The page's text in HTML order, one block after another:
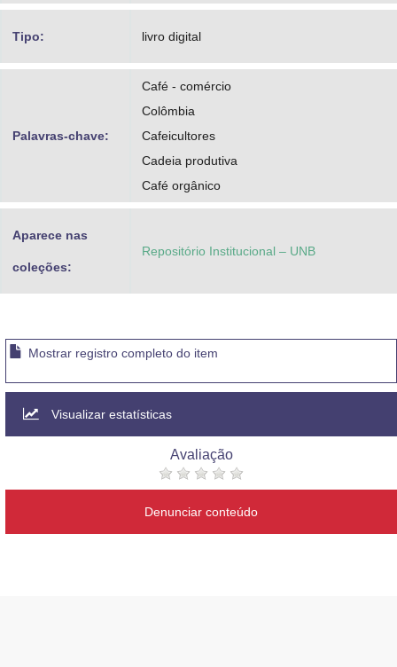
Tipo: livro digital
Palavras-chave:
Café - comércio
Colômbia
Cafeicultores
Cadeia produtiva
Café orgânico
Aparece nas
coleções:
Repositório Institucional – UNB
Mostrar registro completo do item
Visualizar estatísticas
Avaliação
Denunciar conteúdo